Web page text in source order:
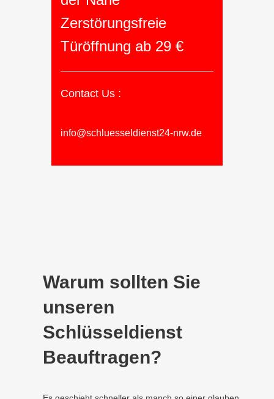
Zerstörungsfreie
Türöffnung ab 29 €
Contact Us :
info@schluesseldienst24-nrw.de
Warum sollten Sie
unseren
Schlüsseldienst
Beauftragen?